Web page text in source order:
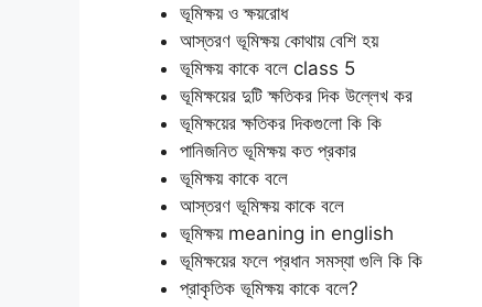
ভূমিক্ষয় ও ক্ষয়রোধ
আস্তরণ ভূমিক্ষয় কোথায় বেশি হয়
ভূমিক্ষয় কাকে বলে class 5
ভূমিক্ষয়ের দুটি ক্ষতিকর দিক উল্লেখ কর
ভূমিক্ষয়ের ক্ষতিকর দিকগুলো কি কি
পানিজনিত ভূমিক্ষয় কত প্রকার
ভূমিক্ষয় কাকে বলে
আস্তরণ ভূমিক্ষয় কাকে বলে
ভূমিক্ষয় meaning in english
ভূমিক্ষয়ের ফলে প্রধান সমস্যা গুলি কি কি
প্রাকৃতিক ভূমিক্ষয় কাকে বলে?